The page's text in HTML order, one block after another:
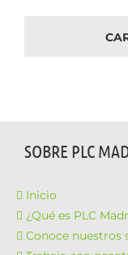
SOBRE PLC
Inicio
¿Qué es PLC
Conoce nuestros